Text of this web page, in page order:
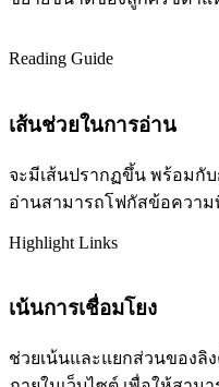
Reading Guide
เส้นช่วยในการอ่าน
จะมีเส้นปรากฏขึ้น พร้อมกั
อ่านสามารถโฟกัสข้อควา
Highlight Links
เน้นการเชื่อมโยง
ช่วยเน้นและแยกส่วนของลิ